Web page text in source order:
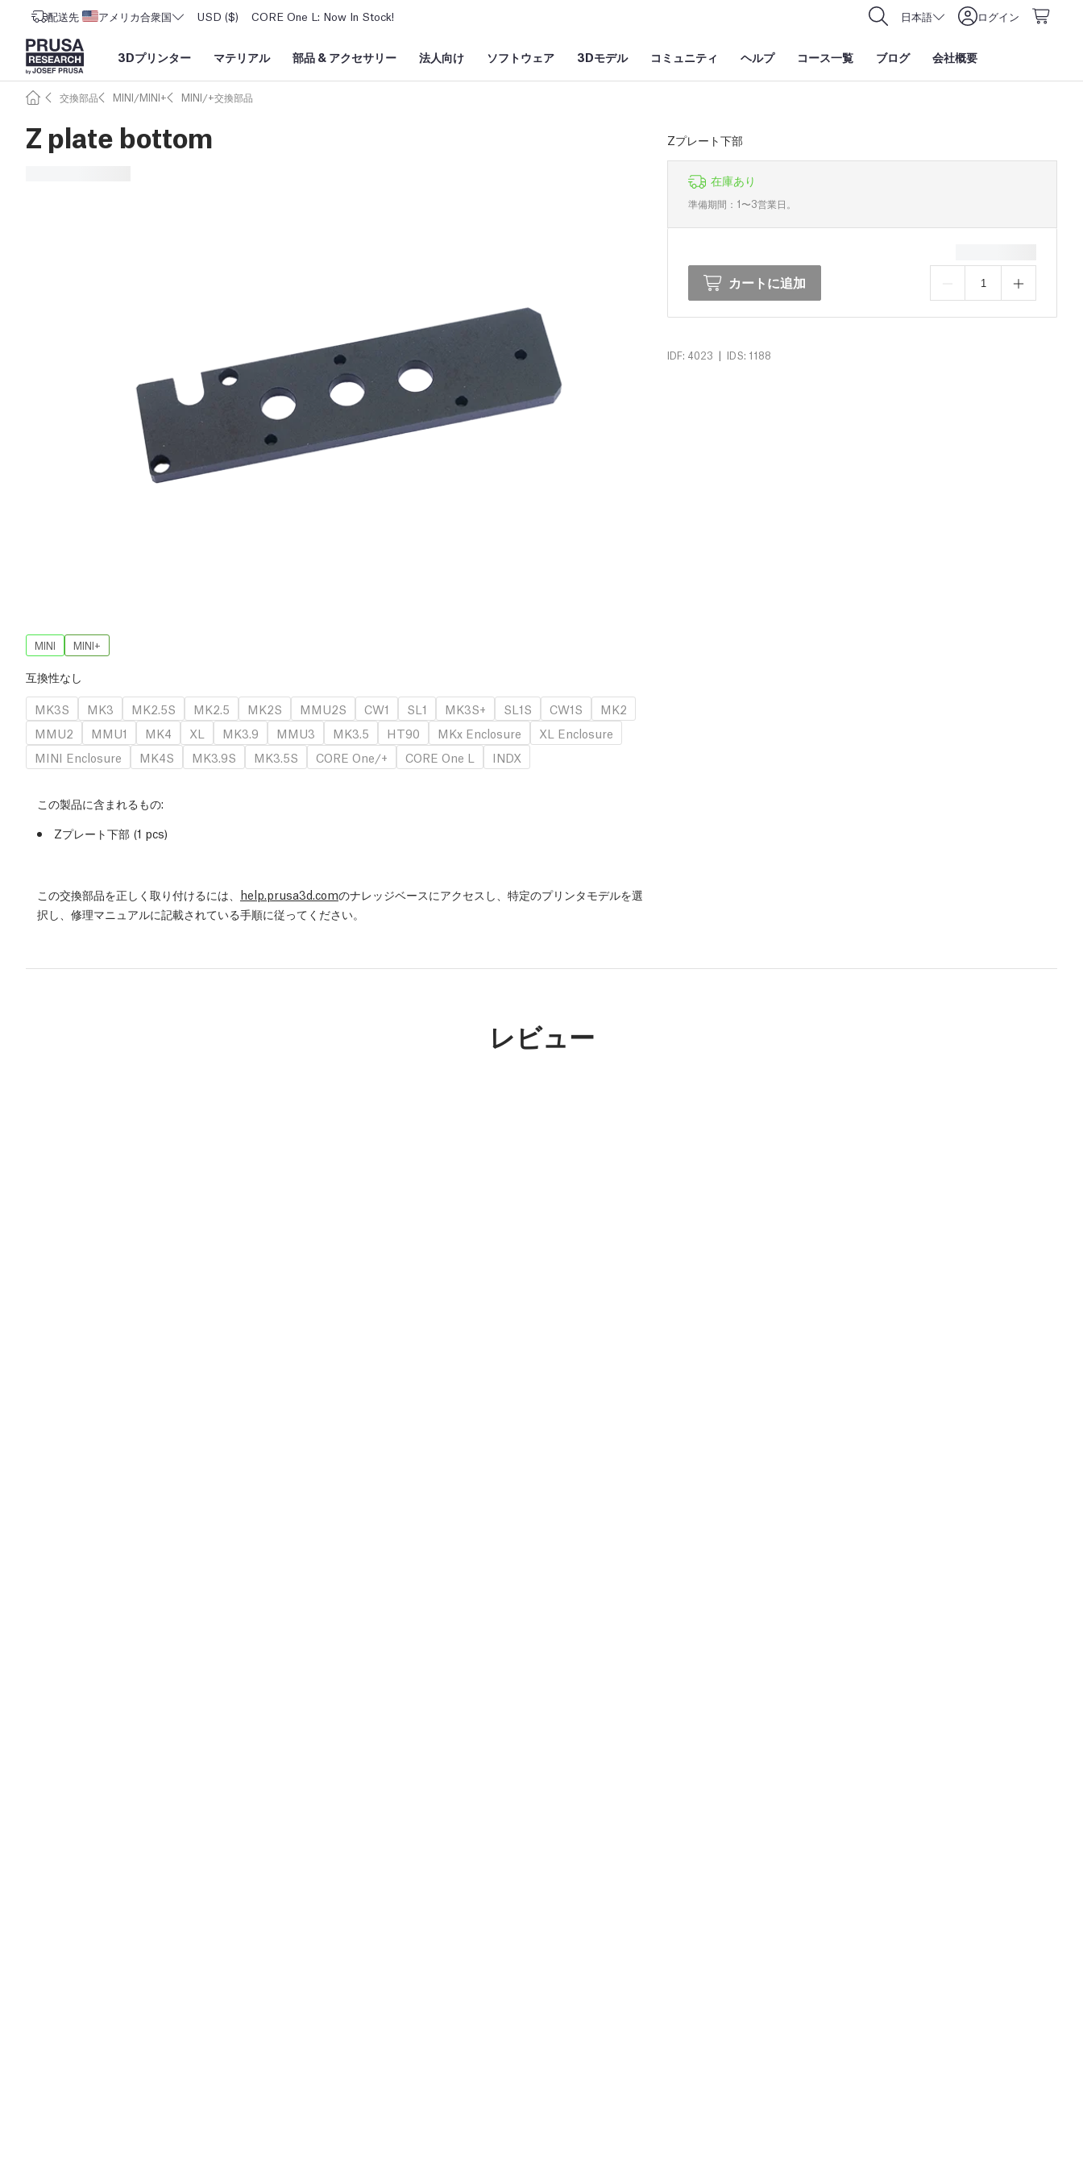
配送先 アメリカ合衆国 USD ($) CORE One L: Now In Stock! 日本語 ログイン
3Dプリンター マテリアル 部品 & アクセサリー 法人向け ソフトウェア 3Dモデル コミュニティ ヘルプ コース一覧 ブログ 会社概要
交換部品 MINI/MINI+ MINI/+交換部品
Z plate bottom Zプレート下部
在庫あり
準備期間：1〜3営業日。
カートに追加
IDF: 4023 | IDS: 1188
MINI MINI+
互換性なし
MK3S
MK3 MK2.5S MK2.5 MK2S MMU2S CW1 SL1 MK3S+ SL1S CW1S
MK2
MMU2
MMU1 MK4 XL MK3.9 MMU3 MK3.5 HT90 MKx Enclosure
XL Enclosure
MINI Enclosure
MK4S MK3.9S MK3.5S CORE One/+ CORE One L INDX
この製品に含まれるもの:
Zプレート下部 (1 pcs)
この交換部品を正しく取り付けるには、 help.prusa3d.comのナレッジベースにアクセスし、特定のプリンタモデルを選
択し、修理マニュアルに記載されている手順に従ってください。
レビュー